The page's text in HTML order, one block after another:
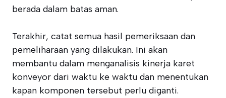
berada dalam batas aman.
Terakhir, catat semua hasil pemeriksaan dan
pemeliharaan yang dilakukan. Ini akan
membantu dalam menganalisis kinerja karet
konveyor dari waktu ke waktu dan menentukan
kapan komponen tersebut perlu diganti.